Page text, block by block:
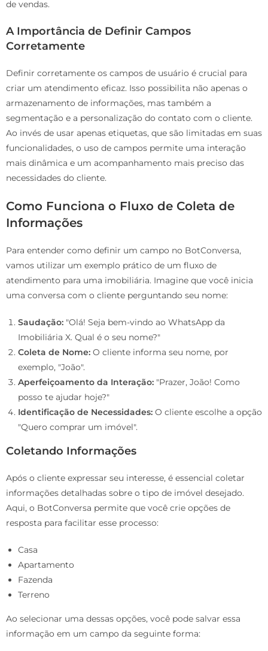
de vendas.
A Importância de Definir Campos
Corretamente
Definir corretamente os campos de usuário é crucial para
criar um atendimento eficaz. Isso possibilita não apenas o
armazenamento de informações, mas também a
segmentação e a personalização do contato com o cliente.
Ao invés de usar apenas etiquetas, que são limitadas em suas
funcionalidades, o uso de campos permite uma interação
mais dinâmica e um acompanhamento mais preciso das
necessidades do cliente.
Como Funciona o Fluxo de Coleta de
Informações
Para entender como definir um campo no BotConversa,
vamos utilizar um exemplo prático de um fluxo de
atendimento para uma imobiliária. Imagine que você inicia
uma conversa com o cliente perguntando seu nome:
Saudação: "Olá! Seja bem-vindo ao WhatsApp da
Imobiliária X. Qual é o seu nome?"
Coleta de Nome: O cliente informa seu nome, por
exemplo, "João".
Aperfeiçoamento da Interação: "Prazer, João! Como
posso te ajudar hoje?"
Identificação de Necessidades: O cliente escolhe a opção
"Quero comprar um imóvel".
Coletando Informações
Após o cliente expressar seu interesse, é essencial coletar
informações detalhadas sobre o tipo de imóvel desejado.
Aqui, o BotConversa permite que você crie opções de
resposta para facilitar esse processo:
Casa
Apartamento
Fazenda
Terreno
Ao selecionar uma dessas opções, você pode salvar essa
informação em um campo da seguinte forma: